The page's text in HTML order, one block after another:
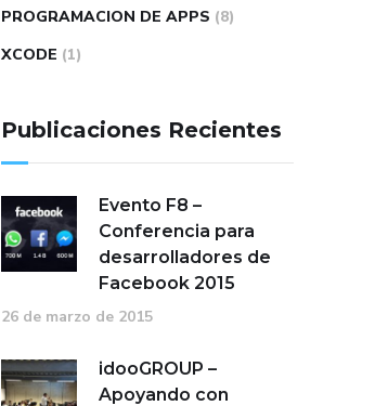
PROGRAMACION DE APPS (8)
XCODE (1)
Publicaciones Recientes
Evento F8 –
Conferencia para
desarrolladores de
Facebook 2015
26 de marzo de 2015
idooGROUP –
Apoyando con